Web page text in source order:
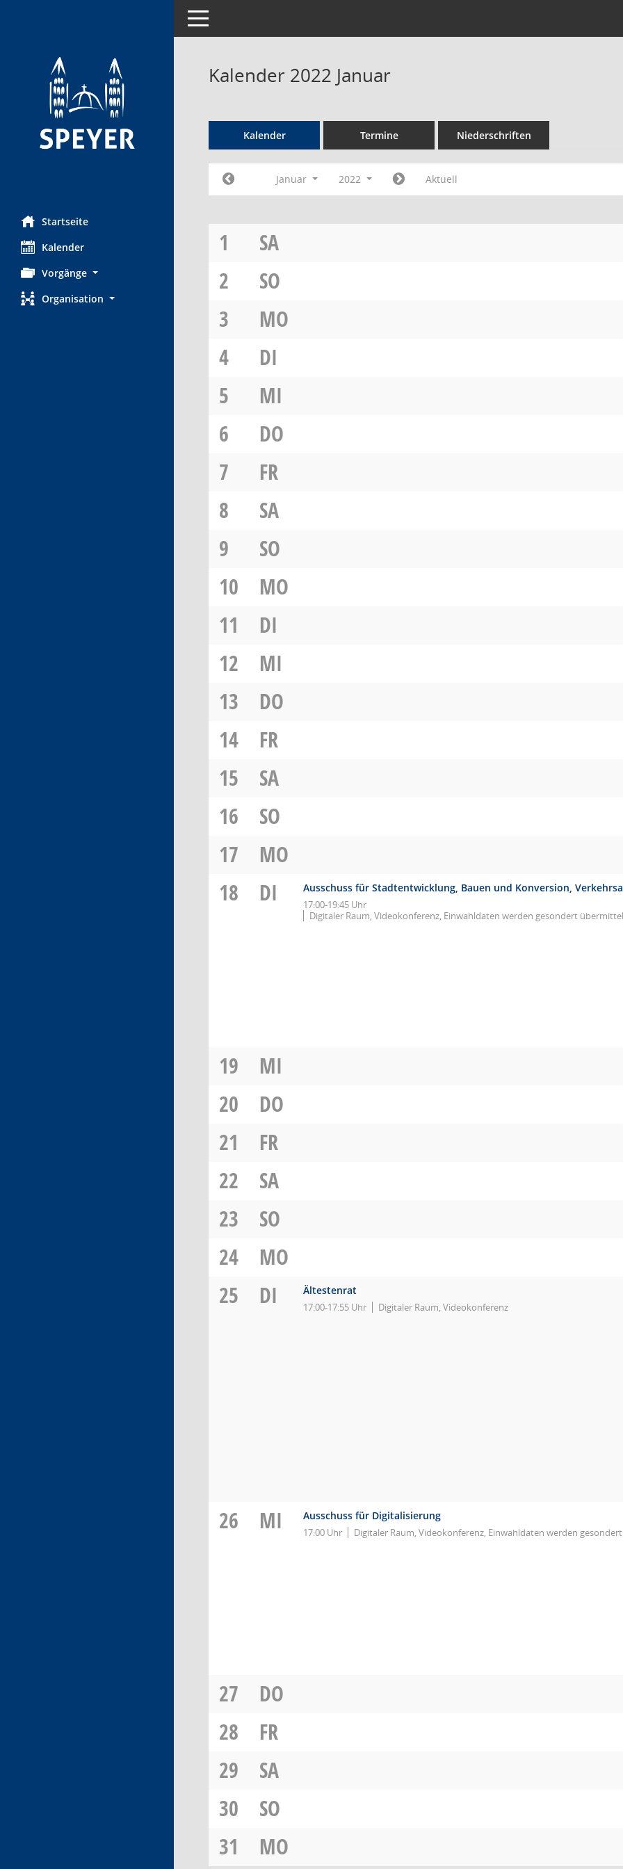
Startseite
Kalender
Vorgänge
Organisation
Toggle navigation
Kalender 2022 Januar
Kalender Termine Niederschriften
Januar 2022 Aktuell
1
SA
2
SO
3
MO
4
DI
5
MI
6
DO
7
FR
8
SA
9
SO
10
MO
11
DI
12
MI
13
DO
14
FR
15
SA
16
SO
17
MO
18
DI Ausschuss für Stadtentwicklung, Bauen und Konversion,
17:00-19:45 Uhr
Digitaler Raum, Videokonferenz, Einwahldaten werden gesondert
19
MI
20
DO
21
FR
22
SA
23
SO
24
MO
25
DI Ältestenrat
17:00-17:55 Uhr Digitaler Raum, Videokonferenz
26 MI Ausschuss für Digitalisierung
17:00 Uhr Digitaler Raum, Videokonferenz, Einwahldaten werden
27
DO
28
FR
29
SA
30
SO
31
MO